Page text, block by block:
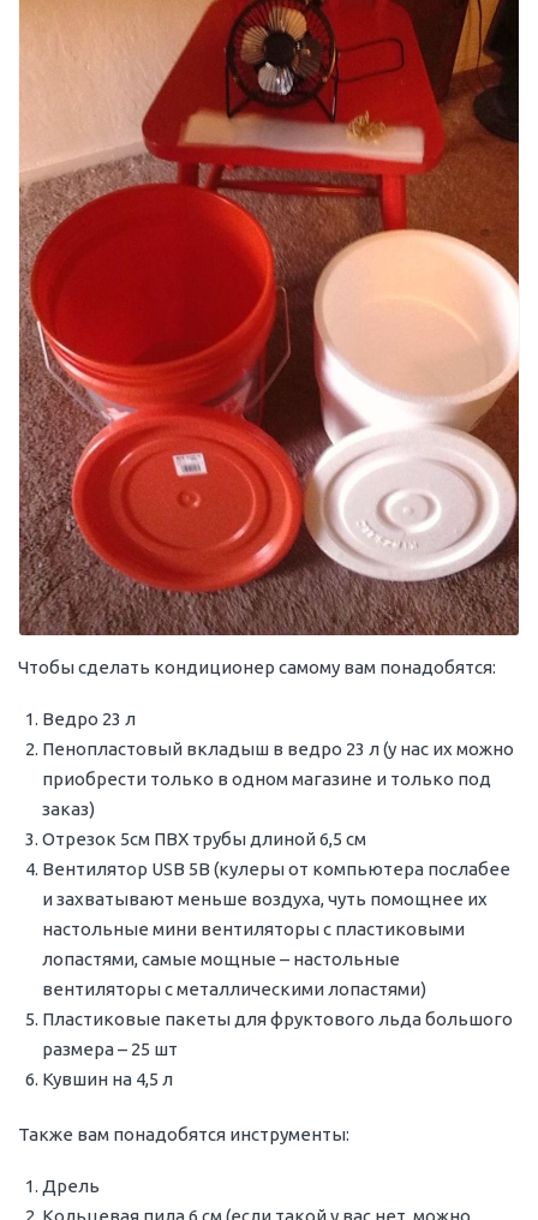
Чтобы сделать кондиционер самому вам понадобятся:
Ведро 23 л
Пенопластовый вкладыш в ведро 23 л (у нас их можно
приобрести только в одном магазине и только под
заказ)
Отрезок 5см ПВХ трубы длиной 6,5 см
Вентилятор USB 5В (кулеры от компьютера послабее
и захватывают меньше воздуха, чуть помощнее их
настольные мини вентиляторы с пластиковыми
лопастями, самые мощные – настольные
вентиляторы с металлическими лопастями)
Пластиковые пакеты для фруктового льда большого
размера – 25 шт
Кувшин на 4,5 л
Также вам понадобятся инструменты:
Дрель
Кольцевая пила 6 см (если такой у вас нет, можно